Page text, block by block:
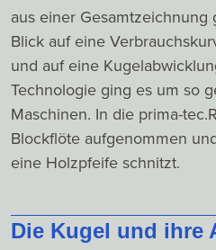
aus einer
Blick auf eine
und auf eine
Technologie ging es um so
Maschinen. In die prima-
Blockflöte aufgenommen
eine Holzpfeife schnitzt.
Die Kugel und ihre